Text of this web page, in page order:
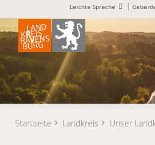
Leichte Sprache
Startseite Landkreis Unser